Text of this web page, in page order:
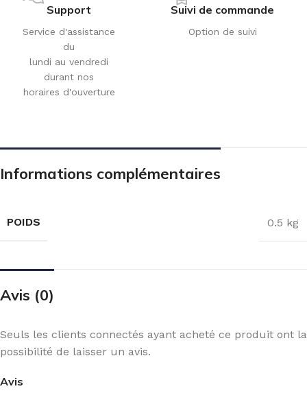
Support
Service d'assistance
du
lundi au vendredi
durant nos
horaires d'ouverture
Suivi de commande
Option de suivi
Informations complémentaires
POIDS 0.5 kg
Avis (0)
Avis
Seuls les clients connectés ayant acheté ce produit ont la
possibilité de laisser un avis.